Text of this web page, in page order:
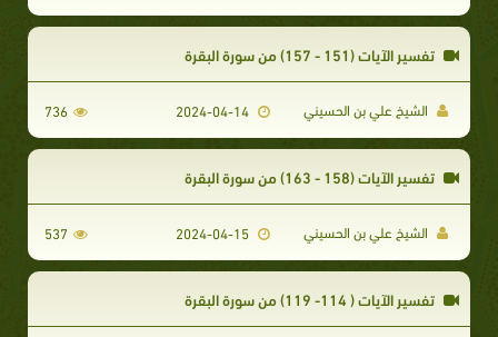
تفسير الآيات (151 - 157) من سورة البقرة
الشيخ علي بن الحسيني 736
تفسير الآيات (158 - 163) من سورة البقرة
الشيخ علي بن الحسيني 537
تفسير الآيات ( 114- 119) من سورة البقرة